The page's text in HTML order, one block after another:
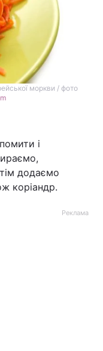
моркви / фото
і
додаємо
коріандр.
Реклама